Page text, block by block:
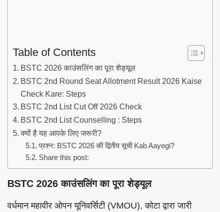
Table of Contents
BSTC 2026 काउंसलिंग का पूरा शेड्यूल
BSTC 2nd Round Seat Allotment Result 2026 Kaise
Check Kare: Steps
BSTC 2nd List Cut Off 2026 Check
BSTC 2nd List Counselling : Steps
क्यों है यह आपके लिए जरूरी?
प्रश्न: BSTC 2026 की द्वितीय सूची Kab Aayegi?
Share this post:
BSTC 2026 काउंसलिंग का पूरा शेड्यूल
वर्धमान महावीर ओपन यूनिवर्सिटी (VMOU), कोटा द्वारा जारी